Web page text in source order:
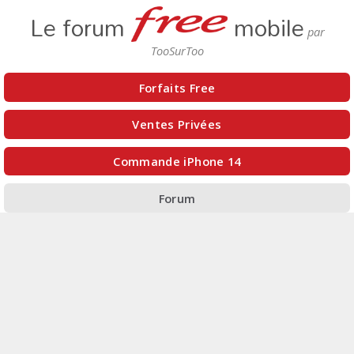
Le forum mobile
Forfaits Free
Ventes Privées
Commande iPhone 14
Forum